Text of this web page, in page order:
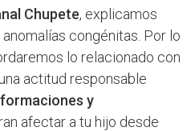
Chupete, explicamos
congénitas. Por lo
lo relacionado con
actitud responsable
y
afectar a tu hijo desde